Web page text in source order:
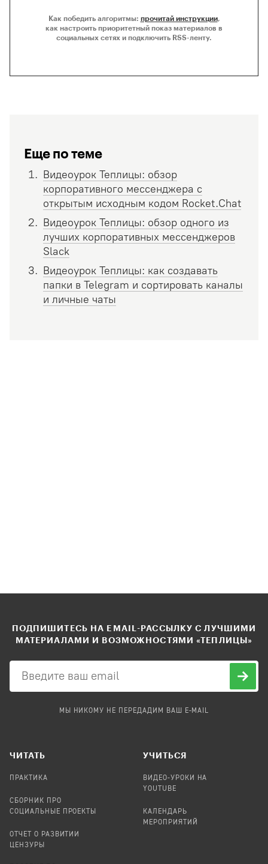
Как победить алгоритмы: прочитай инструкции,
как настроить приоритетный показ материалов в
социальных сетях и подключить RSS-ленту.
Еще по теме
Видеоурок Теплицы: обзор
корпоративного мессенджера с
открытым исходным кодом Rocket.Chat
Видеоурок Теплицы: обзор одного из
лучших корпоративных мессенджеров
Slack
Видеоурок Теплицы: как создавать
папки в Telegram и сортировать каналы
и личные чаты
ПОДПИШИТЕСЬ НА EMAIL-РАССЫЛКУ С ЛУЧШИМИ
МАТЕРИАЛАМИ И ВОЗМОЖНОСТЯМИ «ТЕПЛИЦЫ»
МЫ НИКОМУ НЕ ПЕРЕДАДИМ ВАШ E-MAIL
ЧИТАТЬ
ПРАКТИКА
СБОРНИК ПРО
СОЦИАЛЬНЫЕ ПРОЕКТЫ
ОТЧЕТ О РАЗВИТИИ
ЦЕНЗУРЫ
УЧИТЬСЯ
ВИДЕО-УРОКИ НА
YOUTUBE
КАЛЕНДАРЬ
МЕРОПРИЯТИЙ